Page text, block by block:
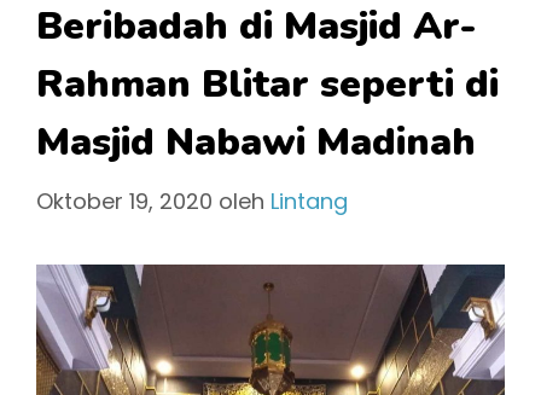
Beribadah di Masjid Ar-
Rahman Blitar seperti di
Masjid Nabawi Madinah
Oktober 19, 2020 oleh Lintang